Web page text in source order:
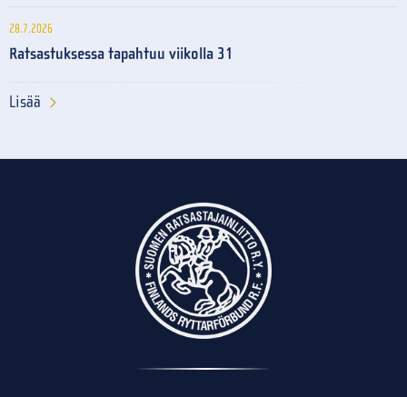
28.7.2026
Ratsastuksessa tapahtuu viikolla 31
Lisää